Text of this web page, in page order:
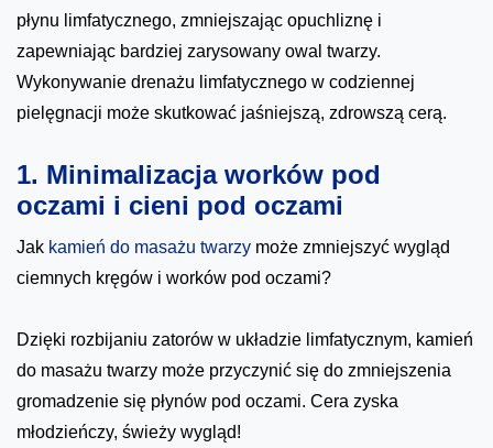
płynu limfatycznego, zmniejszając opuchliznę i
zapewniając bardziej zarysowany owal twarzy.
Wykonywanie drenażu limfatycznego w codziennej
pielęgnacji może skutkować jaśniejszą, zdrowszą cerą.
1. Minimalizacja worków pod
oczami i cieni pod oczami
Jak kamień do masażu twarzy może zmniejszyć wygląd
ciemnych kręgów i worków pod oczami?
Dzięki rozbijaniu zatorów w układzie limfatycznym, kamień
do masażu twarzy może przyczynić się do zmniejszenia
gromadzenie się płynów pod oczami. Cera zyska
młodzieńczy, świeży wygląd!